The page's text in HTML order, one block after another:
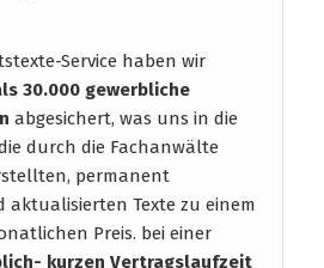
Service haben wir
30.000 gewerbliche
abgesichert, was uns in die
durch die Fachanwälte
permanent
Texte zu einem
Preis. bei einer
kurzen Vertragslaufzeit